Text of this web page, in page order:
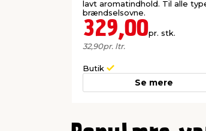
lavt aromatindhold. Til alle
brændselsovne.
329,00pr. stk.
32,90pr. ltr.
Butik
Se mere